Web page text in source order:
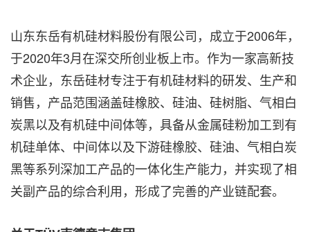
山东东岳有机硅材料股份有限公司，成立于2006年，
于2020年3月在深交所创业板上市。作为一家高新技
术企业，东岳硅材专注于有机硅材料的研发、生产和
销售，产品范围涵盖硅橡胶、硅油、硅树脂、气相白
炭黑以及有机硅中间体等，具备从金属硅粉加工到有
机硅单体、中间体以及下游硅橡胶、硅油、气相白炭
黑等系列深加工产品的一体化生产能力，并实现了相
关副产品的综合利用，形成了完善的产业链配套。